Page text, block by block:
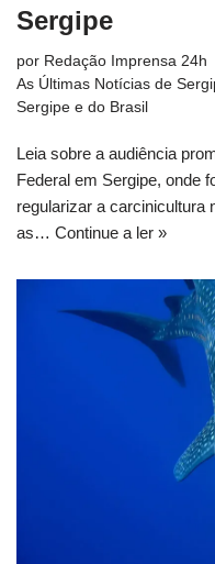
Sergipe
por Redação Imprensa 24h
As Últimas Notícias de
Sergipe e do Brasil
Leia sobre a audiência
Federal em Sergipe, onde
regularizar a carcinicultura
as… Continue a ler »